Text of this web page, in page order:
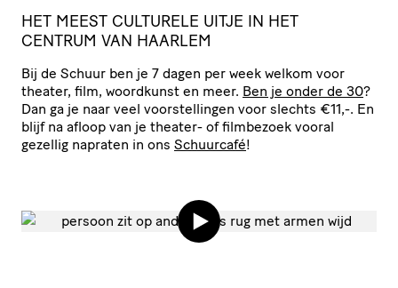
HET MEEST CULTURELE UITJE IN HET
CENTRUM VAN HAARLEM
Bij de Schuur ben je 7 dagen per week welkom voor
theater, film, woordkunst en meer. Ben je onder de 30?
Dan ga je naar veel voor­stel­lingen voor slechts €11,-. En
blijf na afloop van je theater- of filmbezoek vooral
gezellig napraten in ons Schuurcafé!